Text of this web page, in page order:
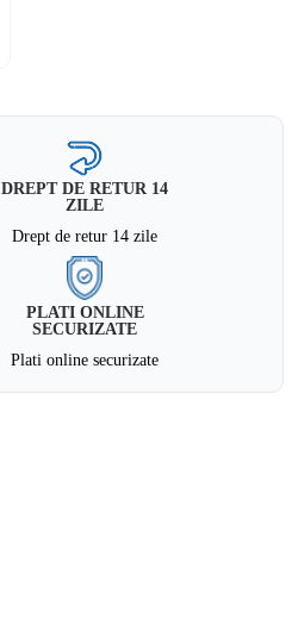
DREPT DE RETUR 14
ZILE
Drept de retur 14 zile
PLATI ONLINE
SECURIZATE
Plati online securizate